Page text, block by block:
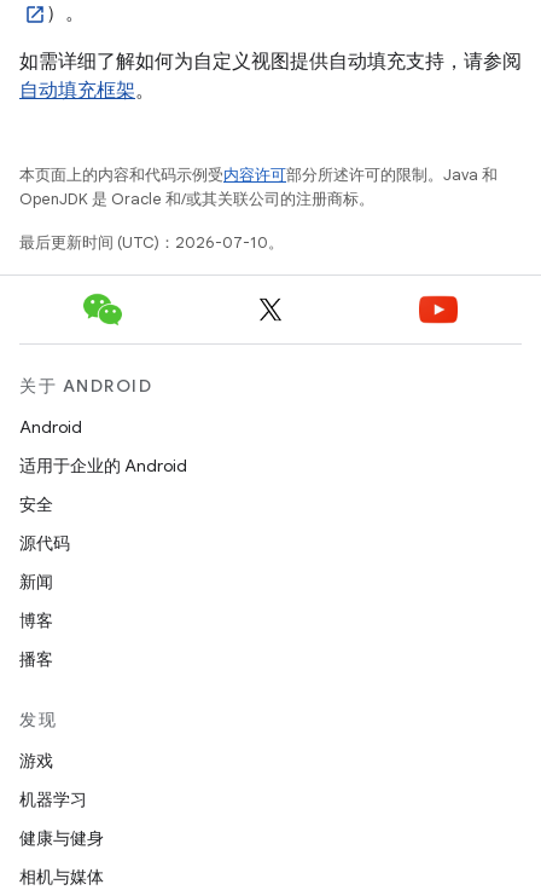
）。
如需详细了解如何为自定义视图提供自动填充支持，请参阅
自动填充框架。
本页面上的内容和代码示例受内容许可部分所述许可的限制。Java 和
OpenJDK 是 Oracle 和/或其关联公司的注册商标。
最后更新时间 (UTC)：2026-07-10。
关于 ANDROID
Android
适用于企业的 Android
安全
源代码
新闻
博客
播客
发现
游戏
机器学习
健康与健身
相机与媒体